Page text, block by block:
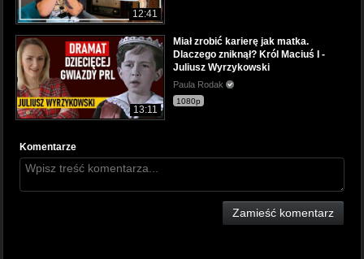
12:41
13:11
Miał zrobić karierę jak matka.
Dlaczego zniknął? Król Maciuś I -
Juliusz Wyrzykowski
Paula Rodak
1080p
Komentarze
Zamieść komentarz